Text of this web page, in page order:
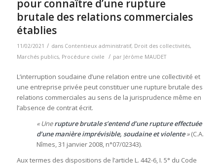
pour connaître d’une rupture
brutale des relations commerciales
établies
11/02/2021 / dans Contentieux administratif, Droit des collectivités,
Marchés publics, Procédure civile / par Jérôme MAUDET
L’interruption soudaine d’une relation entre une collectivité et
une entreprise privée peut constituer une rupture brutale des
relations commerciales au sens de la jurisprudence même en
l’absence de contrat écrit.
« Unerupture brutale s’entend d’une rupture effectuée
d’une manière imprévisible, soudaine et violente»(C.A.
Nîmes, 31 janvier 2008, n°07/02343).
Aux termes des dispositions de l’article L. 442-6, I. 5° du Code